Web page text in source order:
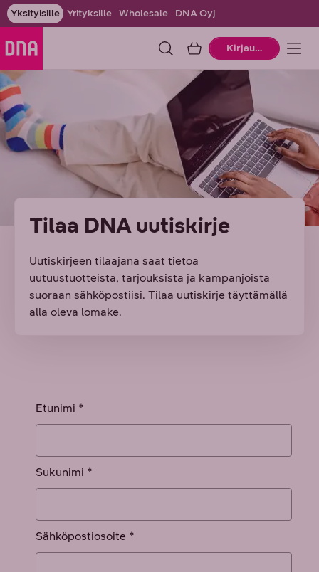
Yksityisille Yrityksille Wholesale DNA Oyj
OstoskoriKirjaudu
Tilaa DNA uutiskirje
Uutiskirjeen tilaajana saat tietoa
uutuustuotteista, tarjouksista ja kampanjoista
suoraan sähköpostiisi. Tilaa uutiskirje täyttämällä
alla oleva lomake.